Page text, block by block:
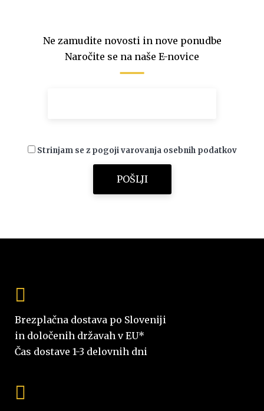
Ne zamudite novosti in nove ponudbe
Naročite se na naše E-novice
Strinjam se z pogoji varovanja osebnih podatkov
Brezplačna dostava po Sloveniji
in določenih državah v EU*
Čas dostave 1-3 delovnih dni